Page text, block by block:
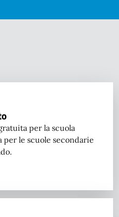
per la scuola
le scuole secondarie